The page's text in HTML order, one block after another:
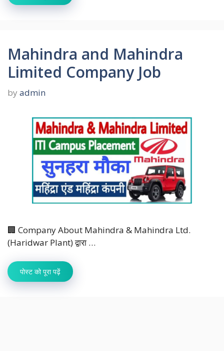
Mahindra and Mahindra
Limited Company Job
by admin
🏢 Company About Mahindra & Mahindra Ltd.
(Haridwar Plant) द्वारा …
पोस्ट को पूरा पढ़ें